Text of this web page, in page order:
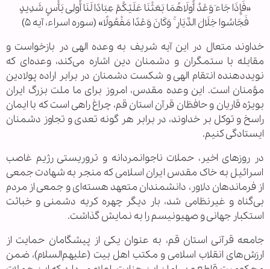
«فَإِذَا جَاءَ وَعْدُ أُولَاهُمَا بَعَثْنَا عَلَیْکُمْ عِبَادًا لَنَا أُولِی بَأْسٍ شَدِیدٍ
فَجَاسُوا خِلَالَ الدِّیَارِ ۚ وَکَانَ وَعْدًا مَفْعُولًا» (سوره اسراء، آیه ۵)
خداوند متعال در این آیه شریف به وعده الهی در بازخواست و
مقابله با ستمگران و دشمنان دین اشاره می‌کند، وعده‌ای که
نویددهنده انتقام الهی و شکست دشمنان در برابر اراده پولادین
مؤمنان است. این وعده مقدس، امروز برای ما ملت بزرگ ایران
بویژه قاریان و حافظان قرآن استان قم، چراغ راهی است که با ایمان
راسخ و توکل بر خداوند، در برابر هر گونه تعدی و تجاوز دشمنان
ایستادگی کنیم.
در روزهای اخیر، حملات ناجوانمردانه و تروریستی رژیم غاصب
اسرائیل به خاک مقدس ایران اسلامی که منجر به شهادت جمعی
از فرماندهان دلاور، دانشمندان متعهد هسته‌ای و جمعی از مردم
بی‌گناه و غیرنظامی شد، بار دیگر چهره کریه دشمنی و خباثت
استکبار جهانی و صهیونیسم را به نمایش گذاشت.
جامعه قرآنی استان قم، به عنوان یکی از پیشگامان حمایت از
ارزش‌های انقلاب اسلامی و مکتب اهل بیت (علیهم‌السلام)، ضمن